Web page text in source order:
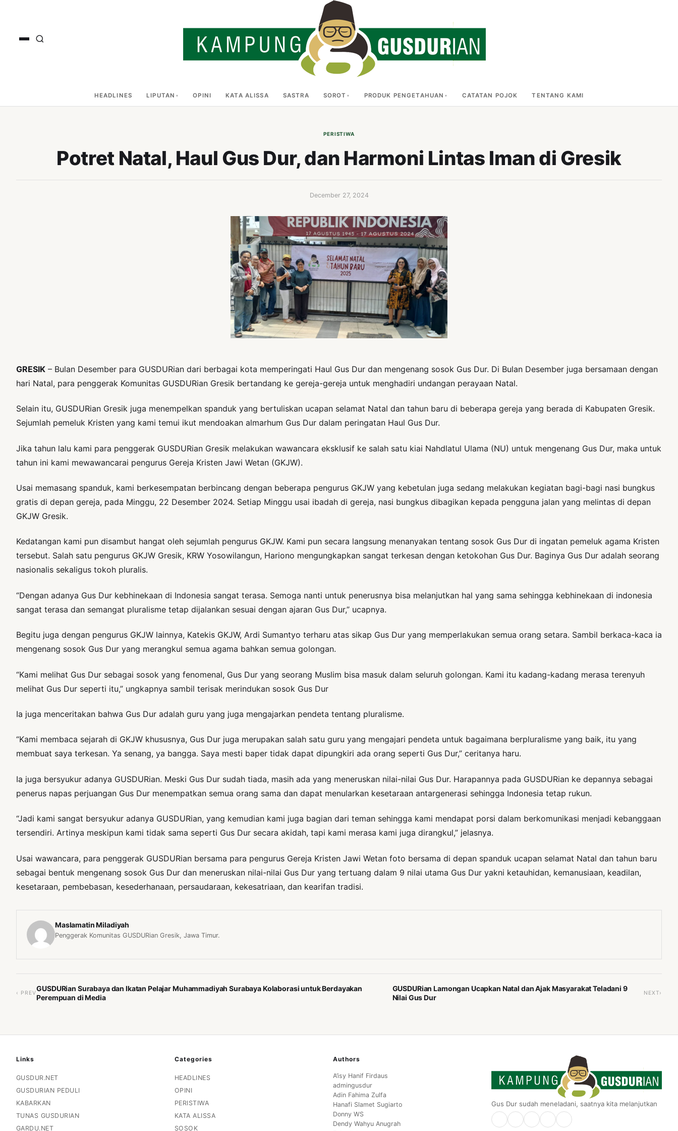
HEADLINES LIPUTAN OPINI KATA ALISSA SASTRA SOROT PRODUK PENGETAHUAN CATATAN POJOK TENTANG KAMI
PERISTIWA
Potret Natal, Haul Gus Dur, dan Harmoni Lintas Iman di Gresik
December 27, 2024
GRESIK – Bulan Desember para GUSDURian dari berbagai kota memperingati Haul Gus Dur dan mengenang sosok Gus Dur. Di Bulan Desember juga bersamaan dengan
hari Natal, para penggerak Komunitas GUSDURian Gresik bertandang ke gereja-gereja untuk menghadiri undangan perayaan Natal.
Selain itu, GUSDURian Gresik juga menempelkan spanduk yang bertuliskan ucapan selamat Natal dan tahun baru di beberapa gereja yang berada di Kabupaten Gresik.
Sejumlah pemeluk Kristen yang kami temui ikut mendoakan almarhum Gus Dur dalam peringatan Haul Gus Dur.
Jika tahun lalu kami para penggerak GUSDURian Gresik melakukan wawancara eksklusif ke salah satu kiai Nahdlatul Ulama (NU) untuk mengenang Gus Dur, maka untuk
tahun ini kami mewawancarai pengurus Gereja Kristen Jawi Wetan (GKJW).
Usai memasang spanduk, kami berkesempatan berbincang dengan beberapa pengurus GKJW yang kebetulan juga sedang melakukan kegiatan bagi-bagi nasi bungkus
gratis di depan gereja, pada Minggu, 22 Desember 2024. Setiap Minggu usai ibadah di gereja, nasi bungkus dibagikan kepada pengguna jalan yang melintas di depan
GKJW Gresik.
Kedatangan kami pun disambut hangat oleh sejumlah pengurus GKJW. Kami pun secara langsung menanyakan tentang sosok Gus Dur di ingatan pemeluk agama Kristen
tersebut. Salah satu pengurus GKJW Gresik, KRW Yosowilangun, Hariono mengungkapkan sangat terkesan dengan ketokohan Gus Dur. Baginya Gus Dur adalah seorang
nasionalis sekaligus tokoh pluralis.
“Dengan adanya Gus Dur kebhinekaan di Indonesia sangat terasa. Semoga nanti untuk penerusnya bisa melanjutkan hal yang sama sehingga kebhinekaan di indonesia
sangat terasa dan semangat pluralisme tetap dijalankan sesuai dengan ajaran Gus Dur,” ucapnya.
Begitu juga dengan pengurus GKJW lainnya, Katekis GKJW, Ardi Sumantyo terharu atas sikap Gus Dur yang memperlakukan semua orang setara. Sambil berkaca-kaca ia
mengenang sosok Gus Dur yang merangkul semua agama bahkan semua golongan.
“Kami melihat Gus Dur sebagai sosok yang fenomenal, Gus Dur yang seorang Muslim bisa masuk dalam seluruh golongan. Kami itu kadang-kadang merasa terenyuh
melihat Gus Dur seperti itu,” ungkapnya sambil terisak merindukan sosok Gus Dur
Ia juga menceritakan bahwa Gus Dur adalah guru yang juga mengajarkan pendeta tentang pluralisme.
“Kami membaca sejarah di GKJW khususnya, Gus Dur juga merupakan salah satu guru yang mengajari pendeta untuk bagaimana berpluralisme yang baik, itu yang
membuat saya terkesan. Ya senang, ya bangga. Saya mesti baper tidak dapat dipungkiri ada orang seperti Gus Dur,” ceritanya haru.
Ia juga bersyukur adanya GUSDURian. Meski Gus Dur sudah tiada, masih ada yang meneruskan nilai-nilai Gus Dur. Harapannya pada GUSDURian ke depannya sebagai
penerus napas perjuangan Gus Dur menempatkan semua orang sama dan dapat menularkan kesetaraan antargenerasi sehingga Indonesia tetap rukun.
“Jadi kami sangat bersyukur adanya GUSDURian, yang kemudian kami juga bagian dari teman sehingga kami mendapat porsi dalam berkomunikasi menjadi kebanggaan
tersendiri. Artinya meskipun kami tidak sama seperti Gus Dur secara akidah, tapi kami merasa kami juga dirangkul,” jelasnya.
Usai wawancara, para penggerak GUSDURian bersama para pengurus Gereja Kristen Jawi Wetan foto bersama di depan spanduk ucapan selamat Natal dan tahun baru
sebagai bentuk mengenang sosok Gus Dur dan meneruskan nilai-nilai Gus Dur yang tertuang dalam 9 nilai utama Gus Dur yakni ketauhidan, kemanusiaan, keadilan,
kesetaraan, pembebasan, kesederhanaan, persaudaraan, kekesatriaan, dan kearifan tradisi.
Maslamatin Miladiyah
Penggerak Komunitas GUSDURian Gresik, Jawa Timur.
‹ PREV
GUSDURian Surabaya dan Ikatan Pelajar Muhammadiyah Surabaya Kolaborasi untuk Berdayakan
Perempuan di Media
GUSDURian Lamongan Ucapkan Natal dan Ajak Masyarakat Teladani 9
Nilai Gus Dur
NEXT›
Links
GUSDUR.NET
GUSDURIAN PEDULI
KABARKAN
TUNAS GUSDURIAN
GARDU.NET
Categories
HEADLINES
OPINI
PERISTIWA
KATA ALISSA
SOSOK
Authors
A’isy Hanif Firdaus
admingusdur
Adin Fahima Zulfa
Hanafi Slamet Sugiarto
Donny WS
Dendy Wahyu Anugrah
Gus Dur sudah meneladani, saatnya kita melanjutkan